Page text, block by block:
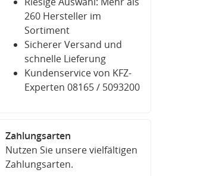
260 Hersteller im
Sortiment
Sicherer Versand und
schnelle Lieferung
Kundenservice von KFZ-
Experten 08165 / 5093200
Zahlungsarten
Nutzen Sie unsere vielfältigen
Zahlungsarten.